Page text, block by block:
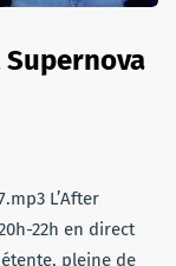
Supernova
L’After
22h en direct
pleine de